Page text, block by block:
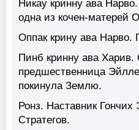
Никау кринну ава
одна из кочен-матерей
Оппак крину ава Нарво.
Пинб кринну ава Харив.
предшественница
покинула Землю.
Ронз. Наставник Гончих
Стратегов.